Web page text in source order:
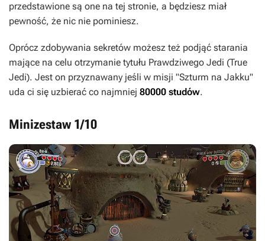
przedstawione są one na tej stronie, a będziesz miał
pewność, że nic nie pominiesz.
Oprócz zdobywania sekretów możesz też podjąć starania
mające na celu otrzymanie tytułu Prawdziwego Jedi (True
Jedi). Jest on przyznawany jeśli w misji "Szturm na Jakku"
uda ci się uzbierać co najmniej 80000 studów.
Minizestaw 1/10